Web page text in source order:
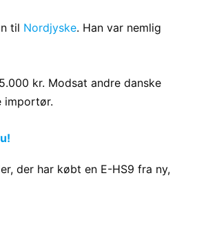
til Nordjyske. Han var nemlig
kr. Modsat andre danske
importør.
der har købt en E-HS9 fra ny,